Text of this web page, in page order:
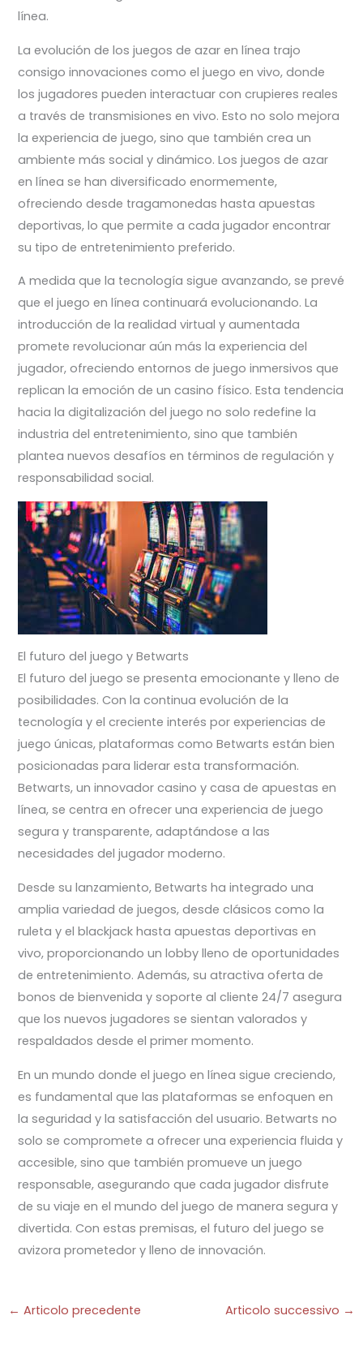
línea.
La evolución de los juegos de azar en línea trajo
consigo innovaciones como el juego en vivo, donde
los jugadores pueden interactuar con crupieres reales
a través de transmisiones en vivo. Esto no solo mejora
la experiencia de juego, sino que también crea un
ambiente más social y dinámico. Los juegos de azar
en línea se han diversificado enormemente,
ofreciendo desde tragamonedas hasta apuestas
deportivas, lo que permite a cada jugador encontrar
su tipo de entretenimiento preferido.
A medida que la tecnología sigue avanzando, se prevé
que el juego en línea continuará evolucionando. La
introducción de la realidad virtual y aumentada
promete revolucionar aún más la experiencia del
jugador, ofreciendo entornos de juego inmersivos que
replican la emoción de un casino físico. Esta tendencia
hacia la digitalización del juego no solo redefine la
industria del entretenimiento, sino que también
plantea nuevos desafíos en términos de regulación y
responsabilidad social.
El futuro del juego y Betwarts
El futuro del juego se presenta emocionante y lleno de
posibilidades. Con la continua evolución de la
tecnología y el creciente interés por experiencias de
juego únicas, plataformas como Betwarts están bien
posicionadas para liderar esta transformación.
Betwarts, un innovador casino y casa de apuestas en
línea, se centra en ofrecer una experiencia de juego
segura y transparente, adaptándose a las
necesidades del jugador moderno.
Desde su lanzamiento, Betwarts ha integrado una
amplia variedad de juegos, desde clásicos como la
ruleta y el blackjack hasta apuestas deportivas en
vivo, proporcionando un lobby lleno de oportunidades
de entretenimiento. Además, su atractiva oferta de
bonos de bienvenida y soporte al cliente 24/7 asegura
que los nuevos jugadores se sientan valorados y
respaldados desde el primer momento.
En un mundo donde el juego en línea sigue creciendo,
es fundamental que las plataformas se enfoquen en
la seguridad y la satisfacción del usuario. Betwarts no
solo se compromete a ofrecer una experiencia fluida y
accesible, sino que también promueve un juego
responsable, asegurando que cada jugador disfrute
de su viaje en el mundo del juego de manera segura y
divertida. Con estas premisas, el futuro del juego se
avizora prometedor y lleno de innovación.
← Articolo precedente Articolo successivo →